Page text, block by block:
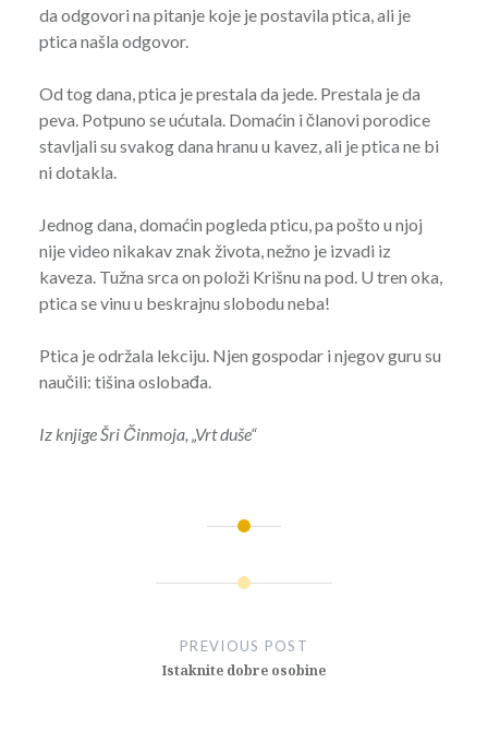
da odgovori na pitanje koje je postavila ptica, ali je
ptica našla odgovor.
Od tog dana, ptica je prestala da jede. Prestala je da
peva. Potpuno se ućutala. Domaćin i članovi porodice
stavljali su svakog dana hranu u kavez, ali je ptica ne bi
ni dotakla.
Jednog dana, domaćin pogleda pticu, pa pošto u njoj
nije video nikakav znak života, nežno je izvadi iz
kaveza. Tužna srca on položi Krišnu na pod. U tren oka,
ptica se vinu u beskrajnu slobodu neba!
Ptica je održala lekciju. Njen gospodar i njegov guru su
naučili: tišina oslobađa.
Iz knjige Šri Činmoja, „Vrt duše“
PREVIOUS POST
Istaknite dobre osobine